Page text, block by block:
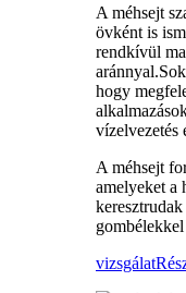
A méhsejt
övként is
rendkívül
hogy
vízelvezetés
A méhsejt
amelyeket a
vizsgálat